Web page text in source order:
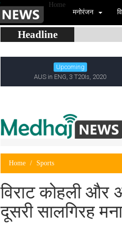
Home
मनोरंजन
Headline
Home Sports
विराट कोहली और
दूसरी सालगिरह